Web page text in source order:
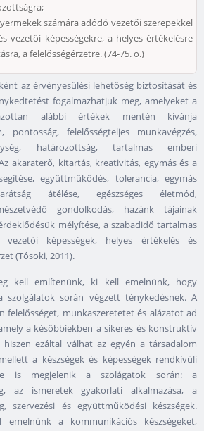
számára adódó vezetői szerepekkel
vezetői képességekre, a helyes értékelésre
a felelősségérzetre. (74-75. o.)
az érvényesülési lehetőség biztosítását és
fogalmazhatjuk meg, amelyeket a
alábbi értékek mentén kívánja
pontosság, felelősségteljes munkavégzés,
határozottság, tartalmas emberi
akaraterő, kitartás, kreativitás, egymás és a
együttműködés, tolerancia, egymás
átélése, egészséges életmód,
gondolkodás, hazánk tájainak
mélyítése, a szabadidő tartalmas
vezetői képességek, helyes értékelés és
(Tósoki, 2011).
kell említenünk, ki kell emelnünk, hogy
szolgálatok során végzett ténykedésnek. A
felelősséget, munkaszeretetet és alázatot ad
a későbbiekben a sikeres és konstruktív
hiszen ezáltal válhat az egyén a társadalom
a készségek és képességek rendkívüli
is megjelenik a szolágatok során: a
az ismeretek gyakorlati alkalmazása, a
szervezési és együttműködési készségek.
a kommunikációs készségeket,